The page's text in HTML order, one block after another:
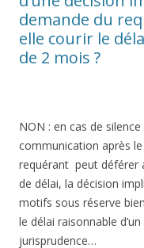
demande du
elle courir le
de 2 mois ?
NON : en cas de
communication après
requérant peut déférer
de délai, la décision
motifs sous réserve
le délai raisonnable
jurisprudence…